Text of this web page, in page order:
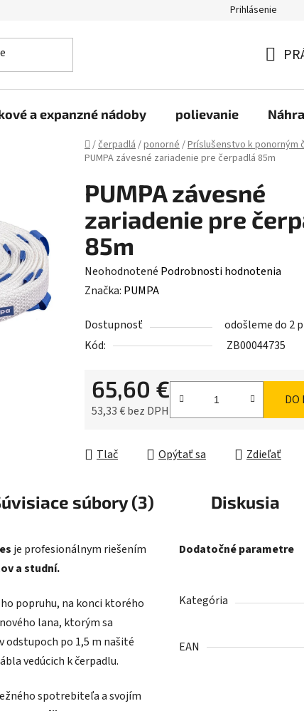
Prihlásenie
KOŠÍK
a expanzné nádoby polievanie
Domov
/čerpadlá/ponorné/Príslušenstvo k ponorným
PUMPA závesné zariadenie pre čerpadlá 85m
PUMPA závesné
zariadenie pre
85m
Priemerné
hodnotenie
je
0,0
hviezdičiek.
Neohodnotené Podrobnosti hodnotenia
Značka: PUMPA
Dostupnosť
odošleme do 2
Kód:
ZB00044735
65,60 €
53,33 € bez DPH
DO
Tlač Opýtať sa Zdieľať
súbory (3) Diskusia
je profesionálnym riešením
a studní.
popruhu, na konci ktorého
lana, ktorým sa
odstupoch po 1,5 m našité
vedúcich k čerpadlu.
spotrebiteľa a svojím
Dodatočné parametre
Kategória
EAN